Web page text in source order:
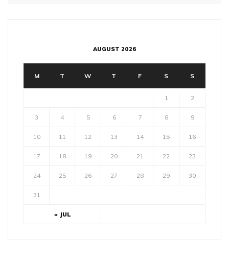
AUGUST 2026
M T W T F S S
« JUL
1 2
3 4 5 6 7 8 9
10 11 12 13 14 15 16
17 18 19 20 21 22 23
24 25 26 27 28 29 30
31